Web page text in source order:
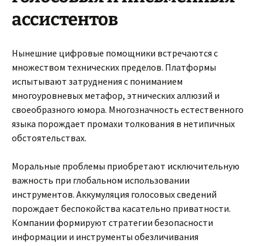
ассистентов
Нынешние цифровые помощники встречаются с
множеством технических пределов. Платформы
испытывают затруднения с пониманием
многоуровневых метафор, этнических аллюзий и
своеобразного юмора. Многозначность естественного
языка порождает промахи толкования в нетипичных
обстоятельствах.
Моральные проблемы приобретают исключительную
важность при глобальном использовании
инструментов. Аккумуляция голосовых сведений
порождает беспокойства касательно приватности.
Компании формируют стратегии безопасности
информации и инструменты обезличивания